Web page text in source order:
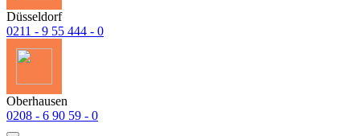
Düsseldorf
0211 - 9 55 444 - 0
Oberhausen
0208 - 6 90 59 - 0